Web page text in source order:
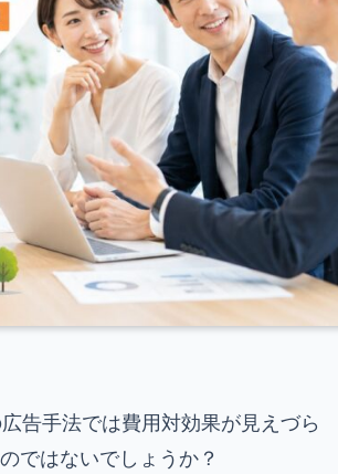
告手法では費用対効果が見えづら
ではないでしょうか？